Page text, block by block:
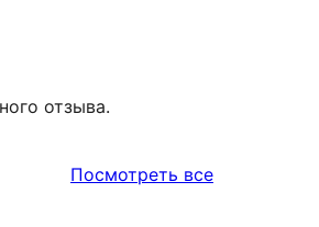
отзыва.
Посмотреть всеотзывы